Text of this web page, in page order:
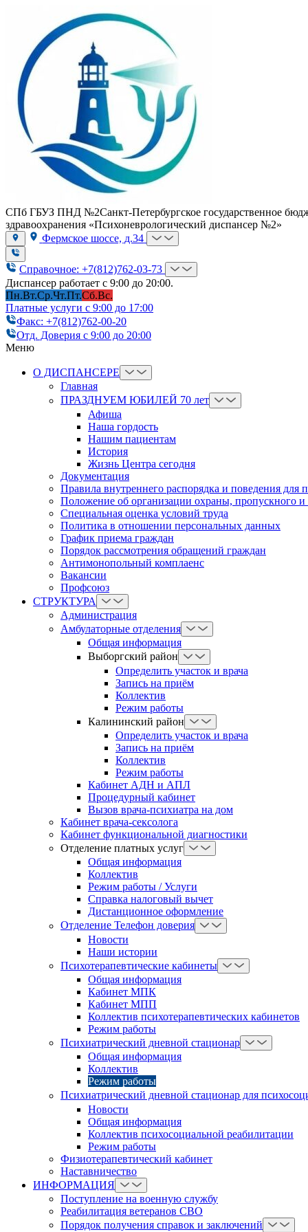
СПб ГБУЗ ПНД №2Санкт-Петербургское государственное
здравоохранения «Психоневрологический диспансер №2»
Фермское шоссе, д.34
Справочное: +7(812)762-03-73
Диспансер работает с 9:00 до 20:00.
Пн.Вт.Ср.Чт.Пт.Сб.Вс.
Платные услуги с 9:00 до 17:00
Факс: +7(812)762-00-20
Отд. Доверия с 9:00 до 20:00
Меню
О ДИСПАНСЕРЕ
Главная
ПРАЗДНУЕМ ЮБИЛЕЙ 70 лет
Афиша
Наша гордость
Нашим пациентам
История
Жизнь Центра сегодня
Документация
Правила внутреннего распорядка и поведения для
Положение об организации охраны, пропускного
Cпециальная оценка условий труда
Политика в отношении персональных данных
График приема граждан
Порядок рассмотрения обращений граждан
Антимонопольный комплаенс
Вакансии
Профсоюз
СТРУКТУРА
Администрация
Амбулаторные отделения
Общая информация
Выборгский район
Определить участок и врача
Запись на приём
Коллектив
Режим работы
Калининский район
Определить участок и врача
Запись на приём
Коллектив
Режим работы
Кабинет АДН и АПЛ
Процедурный кабинет
Вызов врача-психиатра на дом
Кабинет врача-сексолога
Кабинет функциональной диагностики
Отделение платных услуг
Общая информация
Коллектив
Режим работы / Услуги
Справка налоговый вычет
Дистанционное оформление
Отделение Телефон доверия
Новости
Наши истории
Психотерапевтические кабинеты
Общая информация
Кабинет МПК
Кабинет МПП
Коллектив психотерапевтических кабинетов
Режим работы
Психиатрический дневной стационар
Общая информация
Коллектив
Режим работы
Психиатрический дневной стационар для
Новости
Общая информация
Коллектив психосоциальной реабилитации
Режим работы
Физиотерапевтический кабинет
Наставничество
ИНФОРМАЦИЯ
Поступление на военную службу
Реабилитация ветеранов СВО
Порядок получения справок и заключений